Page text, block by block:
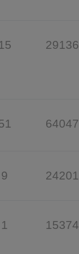
15 29136
64047
9 24201
1 15374